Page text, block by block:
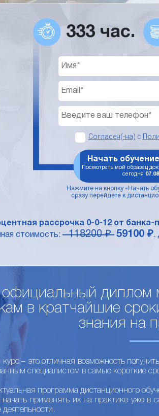
333 час.
Согласен(-на) с
Начать
Посмотреть мой образец
сегодня
Нажмите на кнопку «Начать
сразу перейдете к
рассрочка 0-0-12 от
стоимость: 118200 ₽ 59100 ₽.
официальный
в кратчайшие
знания на
– это отличная возможность
специалистом в самые короткие
программа дистанционного
применять их на практике уже в